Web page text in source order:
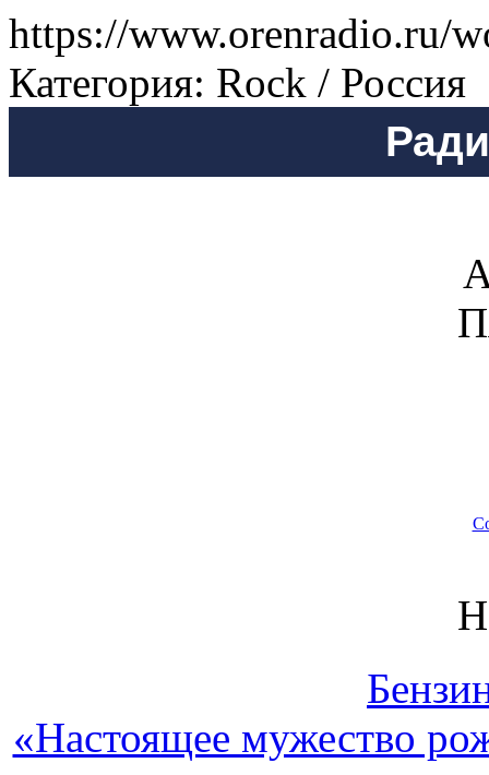
https://www.orenradio.ru/
Категория: Rock / Россия
«Настоящее мужество